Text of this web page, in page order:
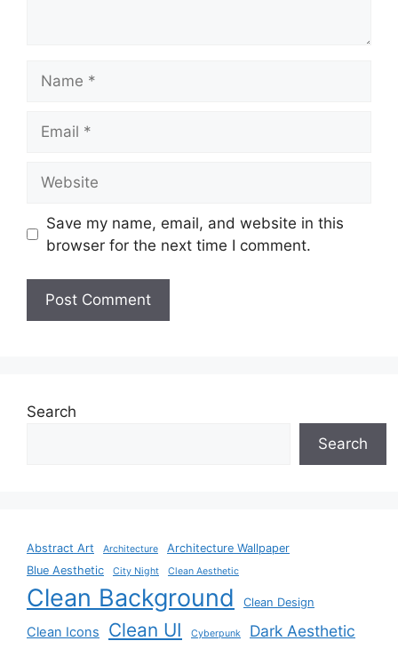
Save my name, email, and website in this
browser for the next time I comment.
Search
Search
Abstract Art Architecture
Architecture Wallpaper
Blue Aesthetic
City Night Clean Aesthetic
Clean Background Clean Design
Clean Icons Clean UI Cyberpunk Dark Aesthetic